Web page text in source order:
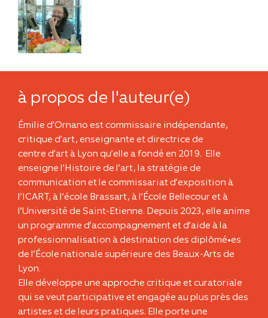
à propos de l'auteur(e)
Émilie d’Ornano est commissaire indépendante,
critique d’art, enseignante et directrice de
centre d’art à Lyon qu’elle a fondé en 2019. Elle
enseigne l’Histoire de l’art, la stratégie de
communication et le commissariat d’exposition à
l’ICART, à l’école Brassart, à l’École Bellecour et à
l’Université de Saint-Etienne. Depuis 2023, elle anime
un programme d’accompagnement et d’aide à la
professionnalisation à destination des diplômé•es
de l’École nationale supérieure des Beaux-Arts de
Lyon.
Elle développe une approche critique et curatoriale
qui se veut participative et engagée au plus près des
artistes et de leurs pratiques. Elle porte une